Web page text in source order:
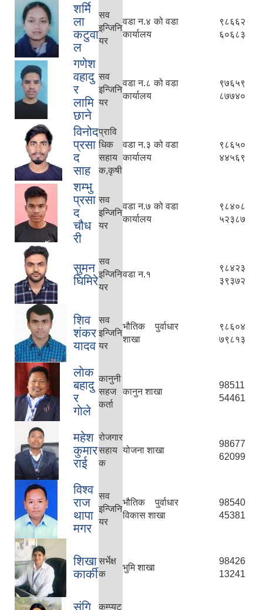
शर्मि
ला
कटुवा
ल
सव
इन्जिनि
यर
वडा न.४ को वडा
कार्यालय
९८६६२
६०६८३
गणेश
वहादु
र
लामि
छाने
सव
इन्जिनि
यर
वडा न.८ को वडा
कार्यालय
९७६५९
८७७४०
विनोद
प्रसा
द
साह
प्रावि
धिक
सहाय
क,कृषी
वडा न.३ को वडा
कार्यालय
९८६५०
४४५६९
शम्भु
प्रसा
द
चौध
री
सव
इन्जिनि
यर
वडा न.७ को वडा
कार्यालय
९८४०८
५२३८७
सुमन
घिमिरे
सव
इन्जिनि
यर
वडा न.१
९८४२३
३९३७२
शिव
शंकर
यादव
सव
इन्जिनि
यर
भौतिक पुर्वाधार
शाखा
९८६०४
७९८१३
लाेक
बहादु
र
गाेले
कानुनी
सहज
कर्ता
कानुन शाखा
98511
54461
महेश
कुमार
राई
रोजगार
सहाय
क
योजना शाखा
98677
62099
विश्व
राज
थापा
मगर
सव
इन्जिनि
यर
भौतिक पुर्वाधार
विकास शाखा
98540
45381
शिखा
कार्की
सर्भेक्ष
क
भुमि शाखा
98426
13241
संगि कम्प्युट